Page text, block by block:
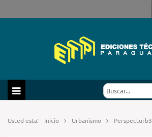
Usted esta: Inicio Urbanismo Perspecturb3